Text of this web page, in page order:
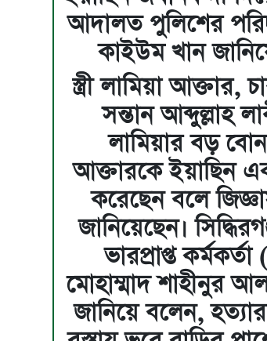
আদালত পুলিশের
কাইউম খান
স্ত্রী লামিয়া আক্তার,
সন্তান আব্দুল্লাহ
লামিয়ার বড় বোন
আক্তারকে ইয়াছিন
করেছেন বলে
জানিয়েছেন।
ভারপ্রাপ্ত
মোহাম্মাদ শাহীনুর
জানিয়ে বলেন,